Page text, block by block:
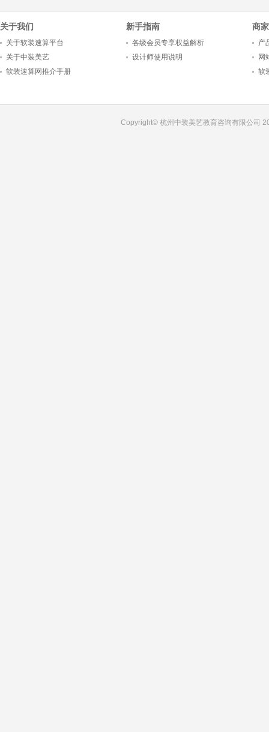
关于我们
关于软装速算平台
关于中装美艺
软装速算网推介手册
新手指南
各级会员专享权益解析
设计师使用说明
商
产
网
软
Copyright© 杭州中装美艺教育咨询有限公司